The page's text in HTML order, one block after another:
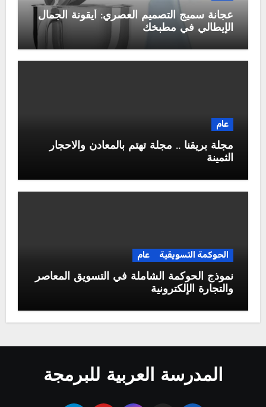
عجانة سميج التصميم العصري: أيقونة الجمال
الإيطالي في مطبخك
عام
مجلة بريقنا .. مجلة تهتم بالمعادن والاحجار
الثمينة
الحوكمة التسويقية عام
نموذج الحوكمة الشاملة في التسويق المعاصر
والتجارة الإلكترونية
المدرسة العربية للبرمجة